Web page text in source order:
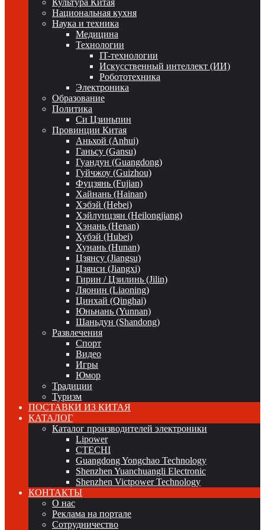
Культура Китая
Национальная кухня
Наука и техника
Медицина
Технологии
IT-технологии
Искусственный интеллект (ИИ)
Робототехника
Электроника
Образование
Политика
Си Цзиньпин
Провинции Китая
Аньхой (Anhui)
Ганьсу (Gansu)
Гуандун (Guangdong)
Гуйчжоу (Guizhou)
Фуцзянь (Fujian)
Хайнань (Hainan)
Хэбэй (Hebei)
Хэйлунцзян (Heilongjiang)
Хэнань (Henan)
Хубэй (Hubei)
Хунань (Hunan)
Цзянсу (Jiangsu)
Цзянси (Jiangxi)
Гирин / Цзилинь (Jilin)
Ляонин (Liaoning)
Цинхай (Qinghai)
Юньнань (Yunnan)
Шаньдун (Shandong)
Развлечения
Спорт
Видео
Игры
Юмор
Традиции
Туризм
ПОСТАВКИ ИЗ КИТАЯ
КАТАЛОГ
Каталог производителей электроники
Lipower
CTECHI
Guangdong Yongchao Technology
Shenzhen Yuanchuangli Electronic
Shenzhen Victpower Technology
КОНТАКТЫ
О нас
Реклама на портале
Сотрудничество